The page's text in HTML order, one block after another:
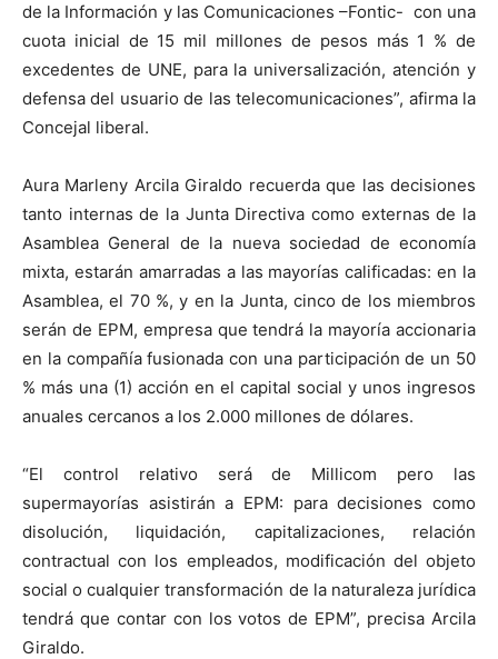
de la Información y las Comunicaciones –Fontic- con una
cuota inicial de 15 mil millones de pesos más 1 % de
excedentes de UNE, para la universalización, atención y
defensa del usuario de las telecomunicaciones”, afirma la
Concejal liberal.
Aura Marleny Arcila Giraldo recuerda que las decisiones
tanto internas de la Junta Directiva como externas de la
Asamblea General de la nueva sociedad de economía
mixta, estarán amarradas a las mayorías calificadas: en la
Asamblea, el 70 %, y en la Junta, cinco de los miembros
serán de EPM, empresa que tendrá la mayoría accionaria
en la compañía fusionada con una participación de un 50
% más una (1) acción en el capital social y unos ingresos
anuales cercanos a los 2.000 millones de dólares.
“El control relativo será de Millicom pero las
supermayorías asistirán a EPM: para decisiones como
disolución, liquidación, capitalizaciones, relación
contractual con los empleados, modificación del objeto
social o cualquier transformación de la naturaleza jurídica
tendrá que contar con los votos de EPM”, precisa Arcila
Giraldo.